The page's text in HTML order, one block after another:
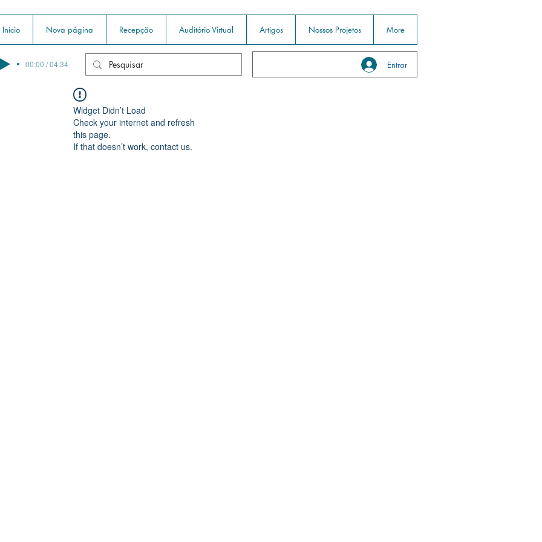
Início Nova página Recepção Auditório Virtual Artigos Nossos Projetos More
00:00 / 04:34 Entrar
Widget Didn’t Load
Check your internet and refresh
this page.
If that doesn’t work, contact us.